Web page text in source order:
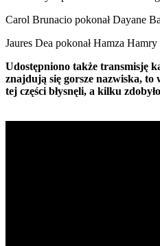
Carol Brunacio pokonał Dayane
Jaures Dea pokonał Hamza
Udostępniono także transmisję
znajdują się gorsze nazwiska,
tej części błysnęli, a kilku